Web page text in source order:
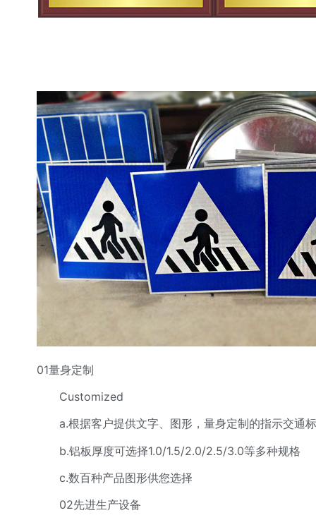
01量身定制
Customized
a.根据客户提供文字、图形，量身定制的指示交通
b.铝板厚度可选择1.0/1.5/2.0/2.5/3.0等多种规格
c.数百种产品图形供您选择
02先进生产设备